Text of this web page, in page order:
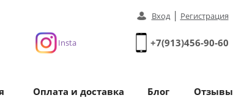
Insta +7(913)456-90-60
Вход| Регистрация
Оплата и доставка Блог Отзывы